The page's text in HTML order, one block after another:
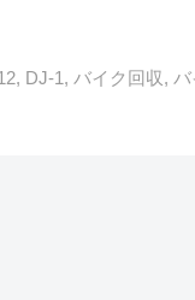
, DJ-1 , バイク回収,